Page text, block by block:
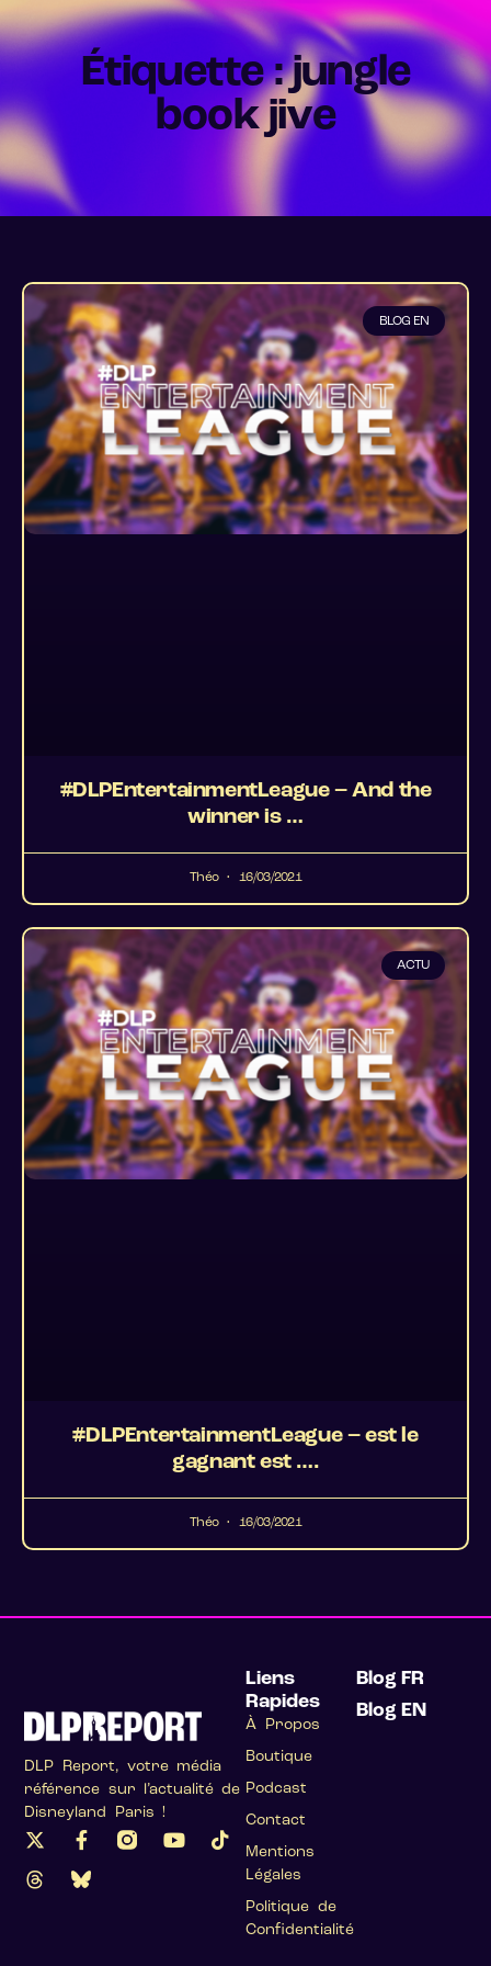
Étiquette : jungle
book jive
BLOG EN
#DLPEntertainmentLeague – And the
winner is …
Théo 16/03/2021
ACTU
#DLPEntertainmentLeague – est le
gagnant est ….
Théo 16/03/2021
DLP Report, votre média
référence sur l’actualité de
Disneyland Paris !
Blog FR
Blog EN
Liens
Rapides
À Propos
Boutique
Podcast
Contact
Mentions
Légales
Politique de
Confidentialité